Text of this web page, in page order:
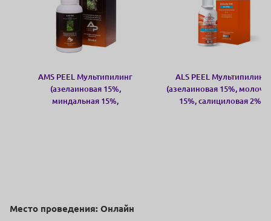
AMS PEEL Мультипилинг
(азелаиновая 15%,
миндальная 15%,
ALS PEEL Мультипилинг
(азелаиновая 15%,
15%, салициловая 2%)
Место проведения: Онлайн